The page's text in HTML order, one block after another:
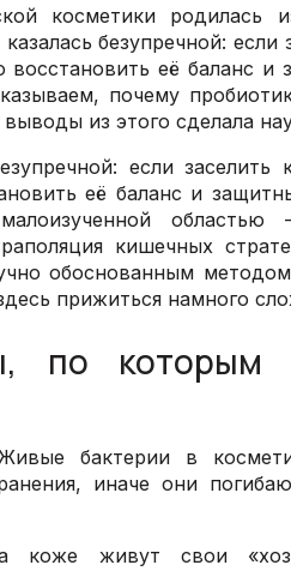
косметики родилась
безупречной:
восстановить её баланс
почему
из этого сделала
если
её баланс и
кишечных
обоснованным
прижиться намного
по которым
Живые бактерии в
иначе они
коже живут свои